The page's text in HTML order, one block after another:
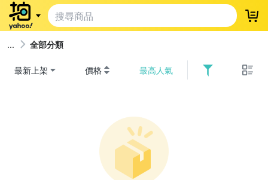
登
全部分類
最新上架 價格 最高人氣